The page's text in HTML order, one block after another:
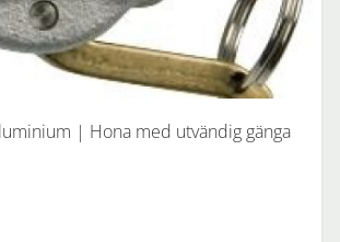
| Hona med utvändig gänga